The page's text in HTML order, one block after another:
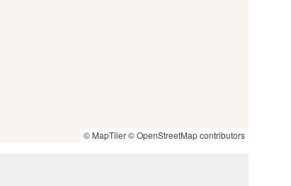
© MapTiler© OpenStreetMap contributors